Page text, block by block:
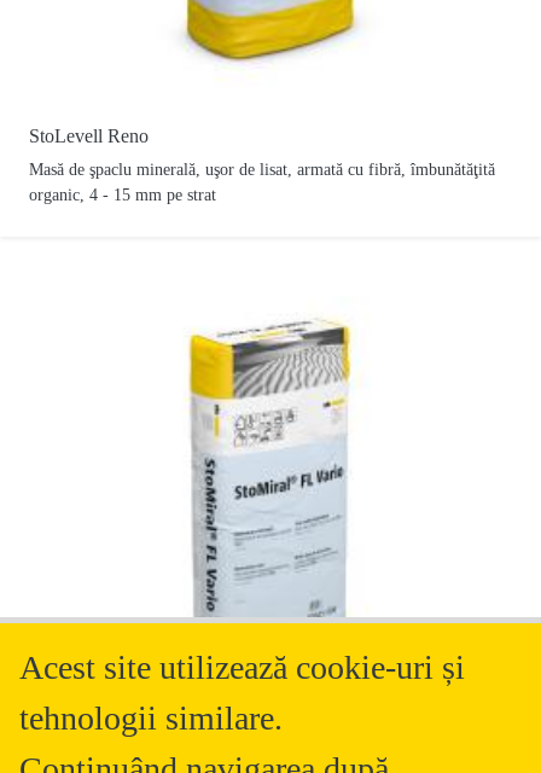
StoLevell Reno
Masă de şpaclu minerală, uşor de lisat, armată cu fibră, îmbunătăţită
organic, 4 - 15 mm pe strat
Acest site utilizează cookie-uri și
tehnologii similare.